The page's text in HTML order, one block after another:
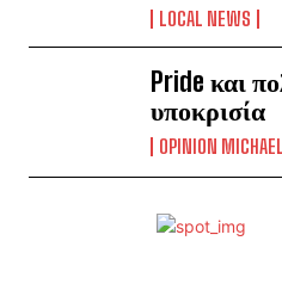
LOCAL NEWS
Pride και
υποκρισία
OPINION